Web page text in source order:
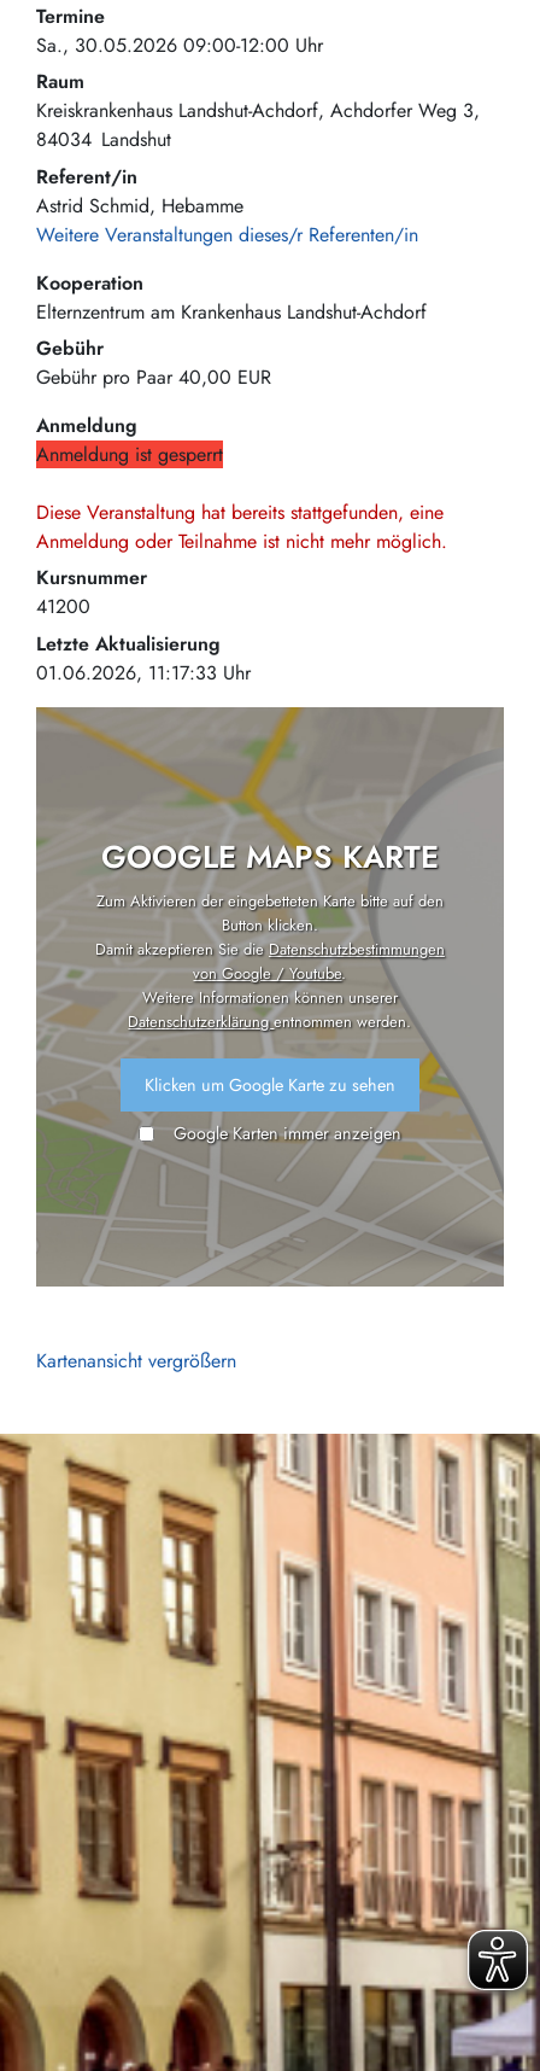
Termine
Sa., 30.05.2026 09:00-12:00 Uhr
Raum
Kreiskrankenhaus Landshut-Achdorf Achdorfer Weg 3
84034 Landshut
Referent/in
Astrid Schmid, Hebamme
Weitere Veranstaltungen dieses/r Referenten/in
Kooperation
Elternzentrum am Krankenhaus Landshut-Achdorf
Gebühr
Gebühr pro Paar 40,00 EUR
Anmeldung
Anmeldung ist gesperrt
Diese Veranstaltung hat bereits stattgefunden, eine
Anmeldung oder Teilnahme ist nicht mehr möglich.
Kursnummer
41200
Letzte Aktualisierung
01.06.2026, 11:17:33 Uhr
GOOGLE MAPS KARTE
Zum Aktivieren der eingebetteten Karte bitte auf den
Button klicken.
Damit akzeptieren Sie dieDatenschutzbestimmungen
von Google / Youtube.
Weitere Informationen können unserer
Datenschutzerklärungentnommen werden.
Klicken um Google Karte zu sehen
Google Karten immer anzeigen
Kartenansicht vergrößern